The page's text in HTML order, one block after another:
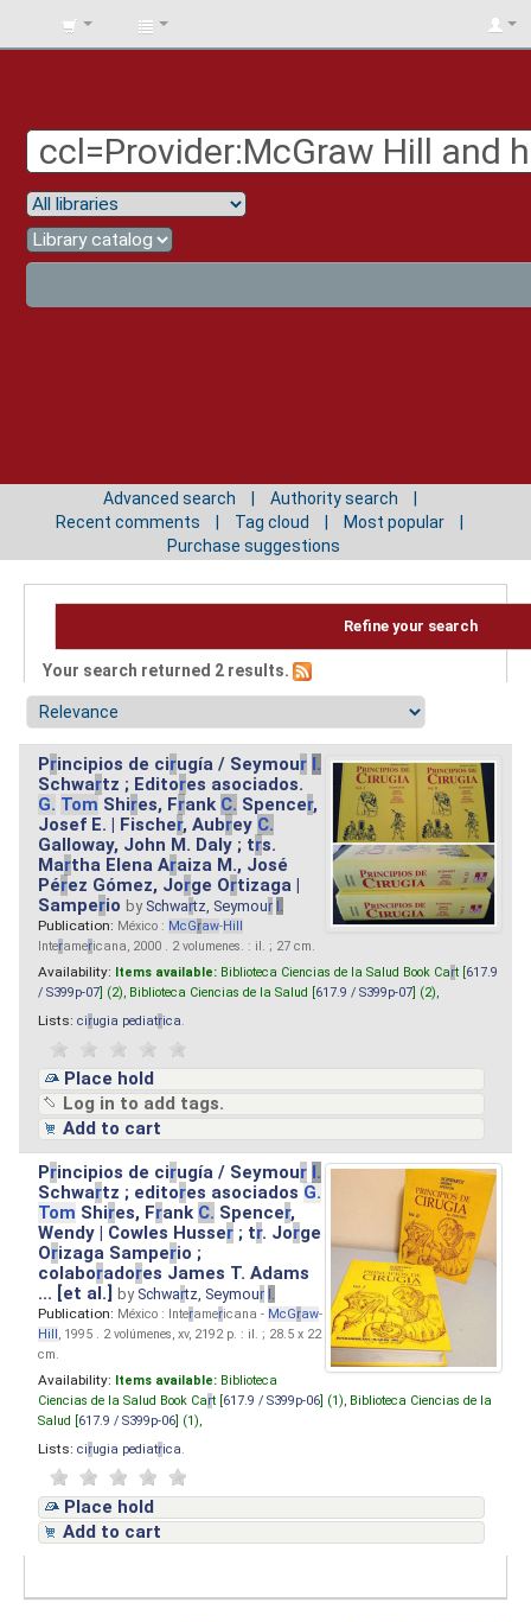
BIBLIOTECA
Advanced search
Authority search
Recent comments
Tag cloud
Most popular
Purchase suggestions
Refine your search
Your search returned 2 results.
Principios de cirugía / Seymour I.
Schwartz ; Editores asociados.
G. Tom Shires, Frank C. Spencer,
Josef E. | Fischer, Aubrey C.
Galloway, John M. Daly ; trs.
Martha Elena Araiza M., José
Pérez Gómez, Jorge Ortizaga |
Samperio by Schwartz, Seymour I.
Publication: México : McGraw-Hill
Interamericana, 2000 . 2 volumenes. : il. ; 27 cm.
Availability: Items available: Biblioteca Ciencias de la Salud Book Cart [ 617.9
/ S399p-07 ] (2), Biblioteca Ciencias de la Salud [ 617.9 / S399p-07 ] (2),
Lists: cirugia pediatrica
Place hold
Log in to add tags.
Add to cart
Principios de cirugía / Seymour I.
Schwartz ; editores asociados G.
Tom Shires, Frank C. Spencer,
Wendy | Cowles Husser ; tr. Jorge
Orizaga Samperio ;
colaboradores James T. Adams
... [et al.]by Schwartz, Seymour I.
Publication: México : Interamericana - McGraw-
Hill, 1995 . 2 volúmenes, xv, 2192 p. : il. ; 28.5 x 22
cm.
Availability: Items available: Biblioteca
Ciencias de la Salud Book Cart [ 617.9 / S399p-06 ] (1), Biblioteca Ciencias de la
Salud [ 617.9 / S399p-06 ] (1),
Lists: cirugia pediatrica
Place hold
Add to cart